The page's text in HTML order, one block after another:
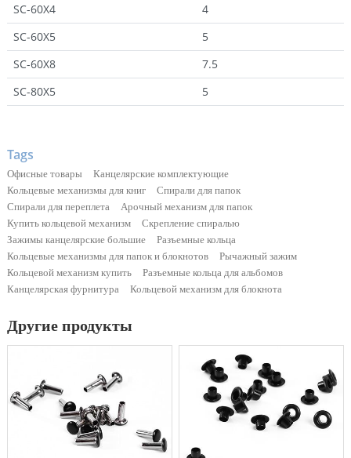
SC-60X4
4
SC-60X5
5
SC-60X8
7.5
SC-80X5
5
Tags
Офисные товары
Канцелярские комплектующие
Кольцевые механизмы для книг
Спирали для папок
Спирали для переплета
Арочный механизм для папок
Купить кольцевой механизм
Скрепление спиралью
Зажимы канцелярские большие
Разъемные кольца
Кольцевые механизмы для папок и блокнотов
Рычажный зажим
Кольцевой механизм купить
Разъемные кольца для альбомов
Канцелярская фурнитура
Кольцевой механизм для блокнота
Другие продукты